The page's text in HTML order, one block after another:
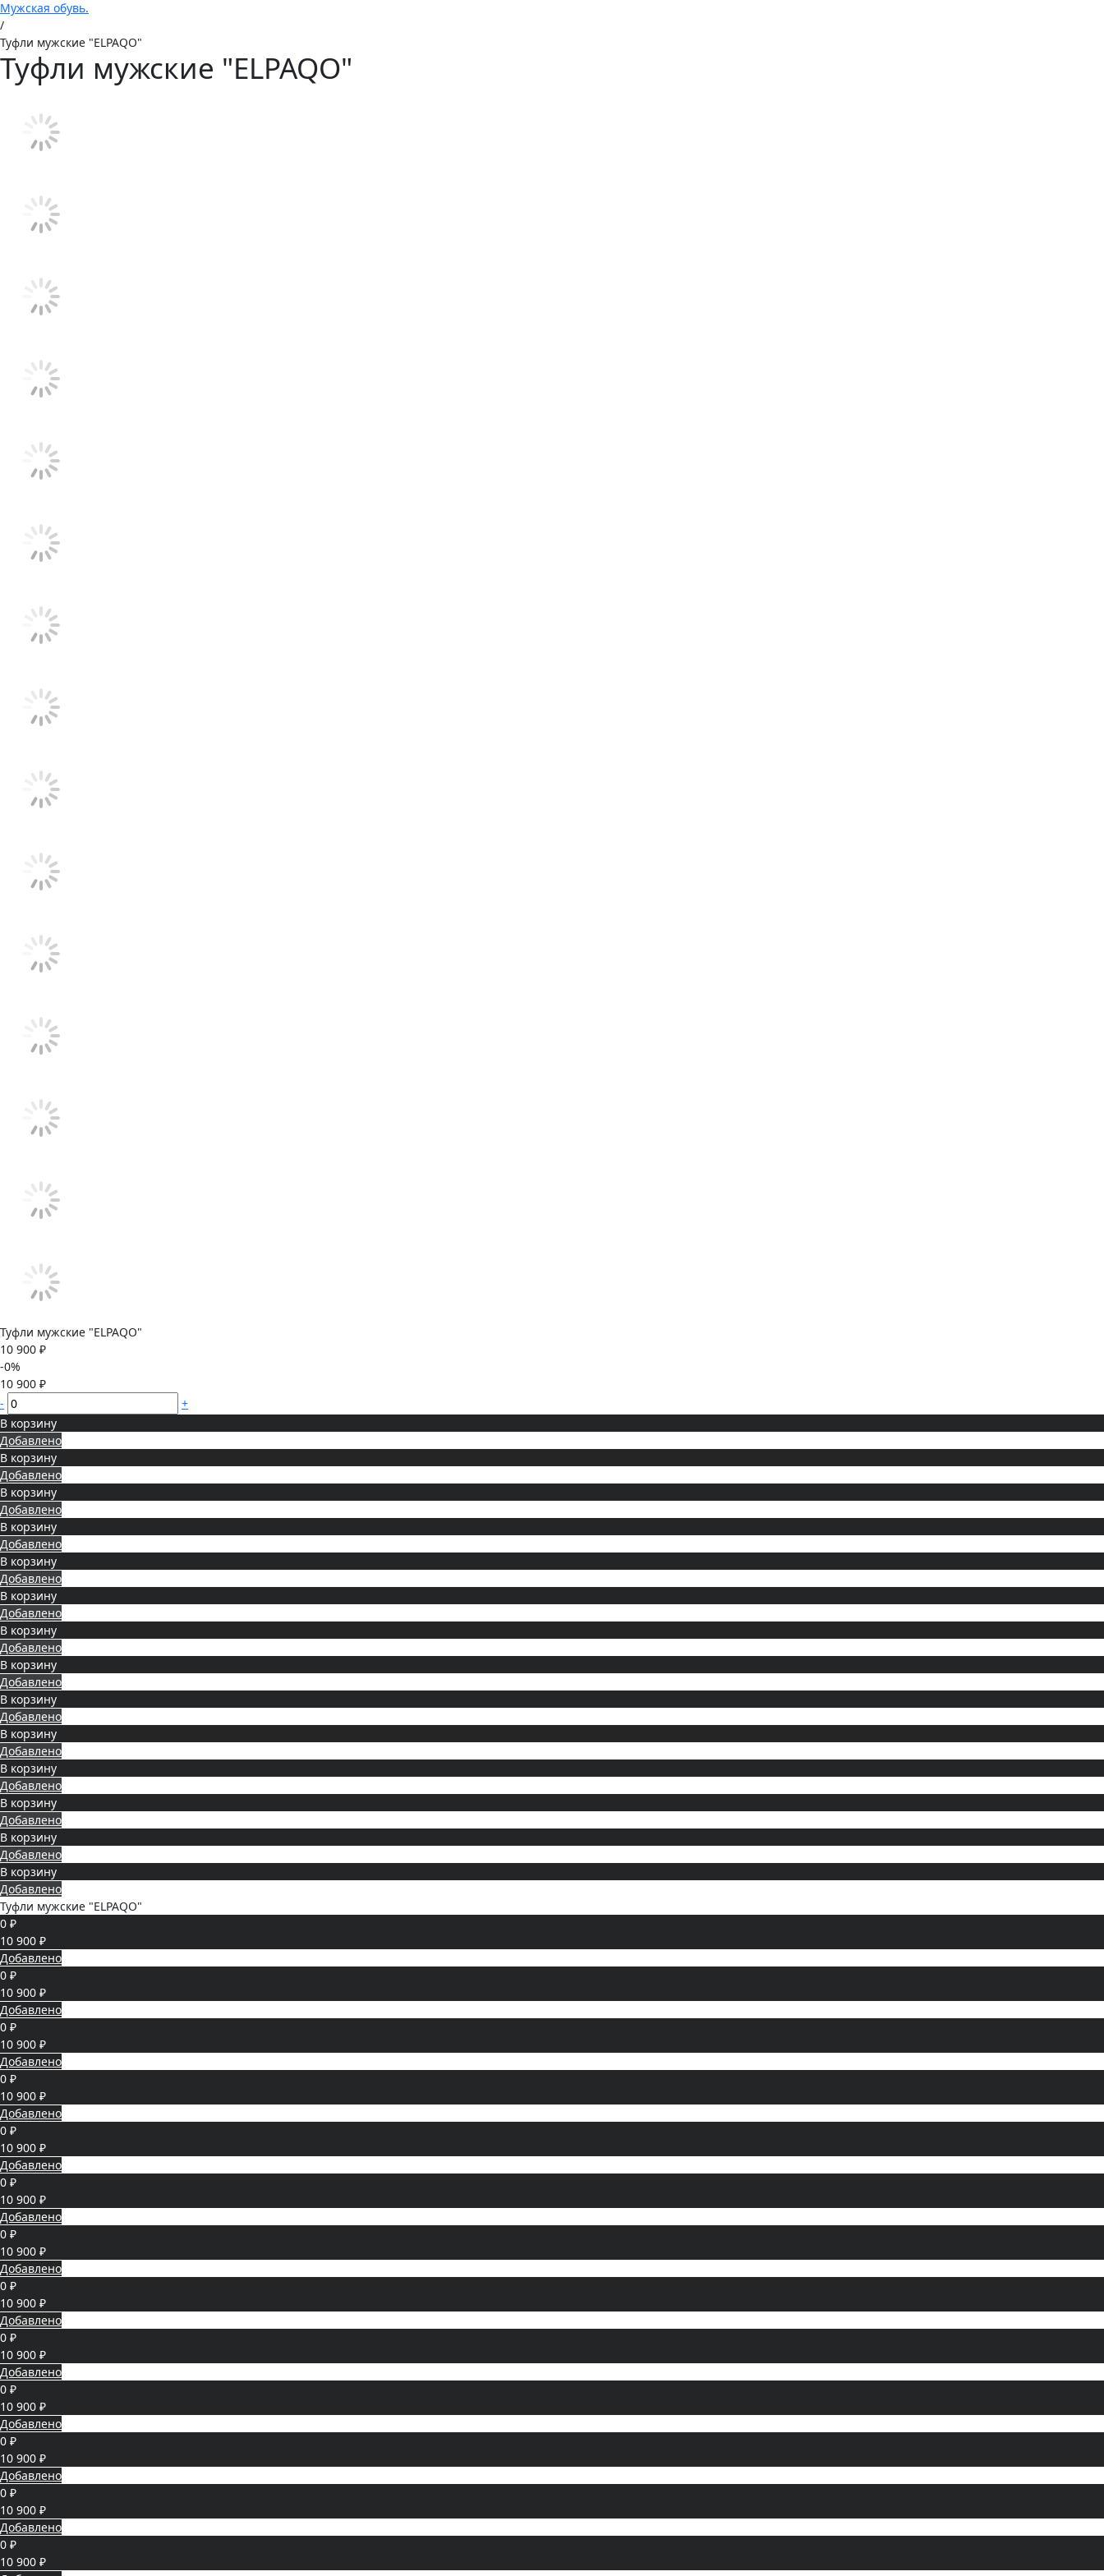
Мужская обувь.
/
Туфли мужские "ELPAQO"
Туфли мужские "ELPAQO"
Туфли мужские "ELPAQO"
10 900 ₽
-0%
10 900 ₽
-
+
В корзину
Добавлено
В корзину
Добавлено
В корзину
Добавлено
В корзину
Добавлено
В корзину
Добавлено
В корзину
Добавлено
В корзину
Добавлено
В корзину
Добавлено
В корзину
Добавлено
В корзину
Добавлено
В корзину
Добавлено
В корзину
Добавлено
В корзину
Добавлено
В корзину
Добавлено
Туфли мужские "ELPAQO"
0 ₽
10 900 ₽
Добавлено
0 ₽
10 900 ₽
Добавлено
0 ₽
10 900 ₽
Добавлено
0 ₽
10 900 ₽
Добавлено
0 ₽
10 900 ₽
Добавлено
0 ₽
10 900 ₽
Добавлено
0 ₽
10 900 ₽
Добавлено
0 ₽
10 900 ₽
Добавлено
0 ₽
10 900 ₽
Добавлено
0 ₽
10 900 ₽
Добавлено
0 ₽
10 900 ₽
Добавлено
0 ₽
10 900 ₽
Добавлено
0 ₽
10 900 ₽